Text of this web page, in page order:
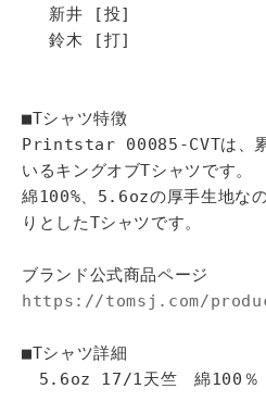
新井 [投]
鈴木 [打]
■Tシャツ特徴
Printstar 00085-CVTは、累
いるキングオブTシャツです。
綿100%、5.6ozの厚手生地な
りとしたTシャツです。
ブランド公式商品ページ
https://tomsj.com/
■Tシャツ詳細
5.6oz 17/1天竺 綿100％